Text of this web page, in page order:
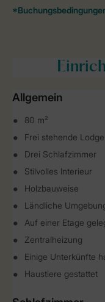
Allgemein
80 m²
Frei stehende Lodge
Drei Schlafzimmer
Stilvolles Interieur
Holzbauweise
Ländliche
Auf einer Etage
Zentralheizung
Einige Unterkünfte
Haustiere gestattet